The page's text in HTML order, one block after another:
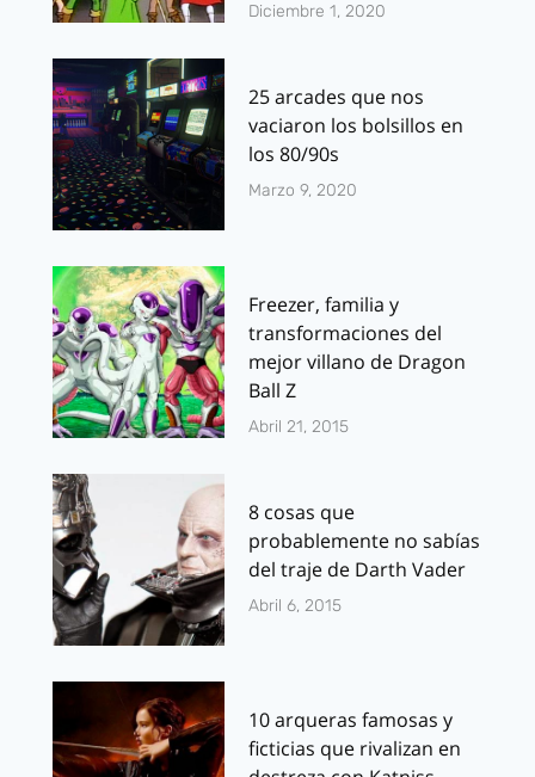
Diciembre 1, 2020
25 arcades que nos
vaciaron los bolsillos en
los 80/90s
Marzo 9, 2020
Freezer, familia y
transformaciones del
mejor villano de Dragon
Ball Z
Abril 21, 2015
8 cosas que
probablemente no sabías
del traje de Darth Vader
Abril 6, 2015
10 arqueras famosas y
ficticias que rivalizan en